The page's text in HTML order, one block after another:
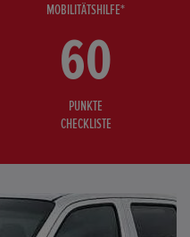
MOBILITÄTSHILFE*
60
PUNKTE
CHECKLISTE